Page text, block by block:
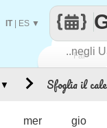
Fai
..negli
IT| ES ▼
Sfoglia il
mer gio
▼